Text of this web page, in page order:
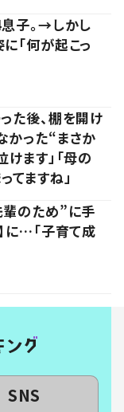
子。→しかし
「何が起こっ
た後、棚を開け
った“まさか
ます」「母の
てますね」
のため”に手
に…「子育て成
SNS